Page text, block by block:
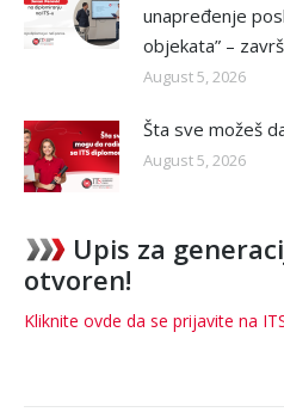
unapređenje
objekata” –
August 5, 2026
Šta sve možeš
August 5, 2026
Upis za
otvoren!
Kliknite ovde da se prijavite na